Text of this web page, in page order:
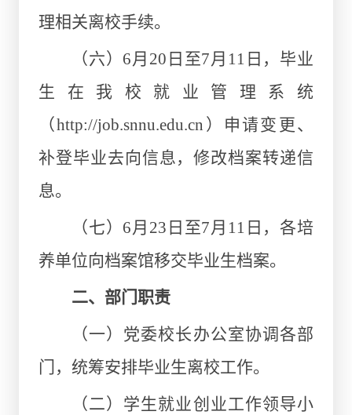
理相关离校手续。
（六）6月20日至7月11日，毕业
生在我校就业管理系统
（http://job.snnu.edu.cn）申请变更、
补登毕业去向信息，修改档案转递信
息。
（七）6月23日至7月11日，各培
养单位向档案馆移交毕业生档案。
二、部门职责
（一）党委校长办公室协调各部
门，统筹安排毕业生离校工作。
（二）学生就业创业工作领导小